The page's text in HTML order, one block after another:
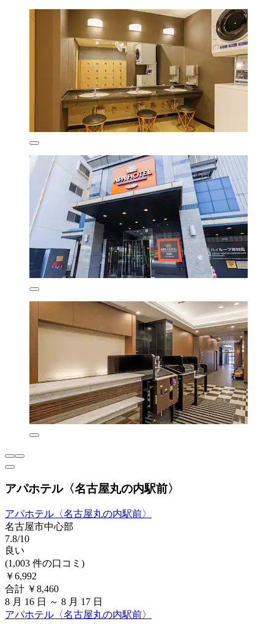
アパホテル〈名古屋丸の内駅前〉
アパホテル〈名古屋丸の内駅前〉
名古屋市中心部
7.8/10
良い
(1,003 件の口コミ)
￥6,992
合計 ￥8,460
8 月 16 日 ～ 8 月 17 日
アパホテル〈名古屋丸の内駅前〉